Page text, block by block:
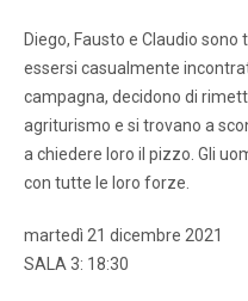
Diego, Fausto e Claudio
essersi casualmente
campagna, decidono di
agriturismo e si trovano a
a chiedere loro il pizzo. Gli
con tutte le loro forze.
martedì 21 dicembre 2021
SALA 3: 18:30